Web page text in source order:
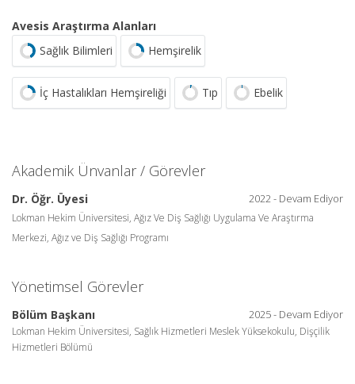
Avesis Araştırma Alanları
Sağlık Bilimleri
Hemşirelik
İç Hastalıkları Hemşireliği Tıp Ebelik
Akademik Ünvanlar / Görevler
2022 - Devam Ediyor
Dr. Öğr. Üyesi
Lokman Hekim Üniversitesi, Ağız Ve Diş Sağlığı Uygulama Ve Araştırma
Merkezi, Ağız ve Diş Sağlığı Programı
Yönetimsel Görevler
2025 - Devam Ediyor
Bölüm Başkanı
Lokman Hekim Üniversitesi, Sağlık Hizmetleri Meslek Yüksekokulu, Dişçilik
Hizmetleri Bölümü